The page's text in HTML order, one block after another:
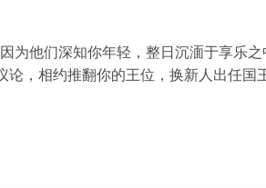
为他们深知你年轻，整日沉湎于享乐
，相约推翻你的王位，换新人出任国